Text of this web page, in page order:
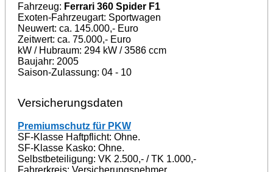
Fahrzeug: Ferrari 360 Spider F1
Exoten-Fahrzeugart: Sportwagen
Neuwert: ca. 145.000,- Euro
Zeitwert: ca. 75.000,- Euro
kW / Hubraum: 294 kW / 3586 ccm
Baujahr: 2005
Saison-Zulassung: 04 - 10
Versicherungsdaten
Premiumschutz für PKW
SF-Klasse Haftpflicht: Ohne.
SF-Klasse Kasko: Ohne.
Selbstbeteiligung: VK 2.500,- / TK 1.000,-